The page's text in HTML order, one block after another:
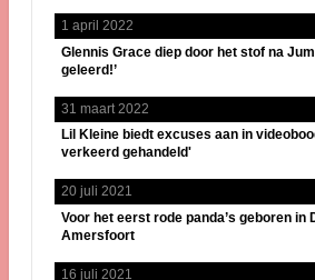
1 april 2022
Glennis Grace diep door het stof na
geleerd!’
31 maart 2022
Lil Kleine biedt excuses aan in
verkeerd gehandeld'
20 juli 2021
Voor het eerst rode panda’s geboren in
Amersfoort
16 juli 2021